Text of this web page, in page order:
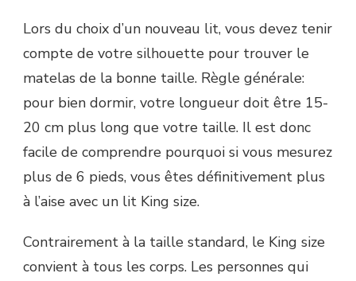
Lors du choix d’un nouveau lit, vous devez tenir
compte de votre silhouette pour trouver le
matelas de la bonne taille. Règle générale:
pour bien dormir, votre longueur doit être 15-
20 cm plus long que votre taille. Il est donc
facile de comprendre pourquoi si vous mesurez
plus de 6 pieds, vous êtes définitivement plus
à l’aise avec un lit King size.
Contrairement à la taille standard, le King size
convient à tous les corps. Les personnes qui